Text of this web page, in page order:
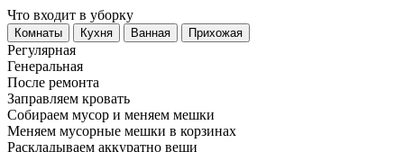
Что входит в уборку
Регу­лярная
Гене­ральная
После ремонта
Заправляем кровать
Собираем мусор и меняем мешки
Меняем мусорные мешки в корзинах
Раскладываем аккуратно вещи